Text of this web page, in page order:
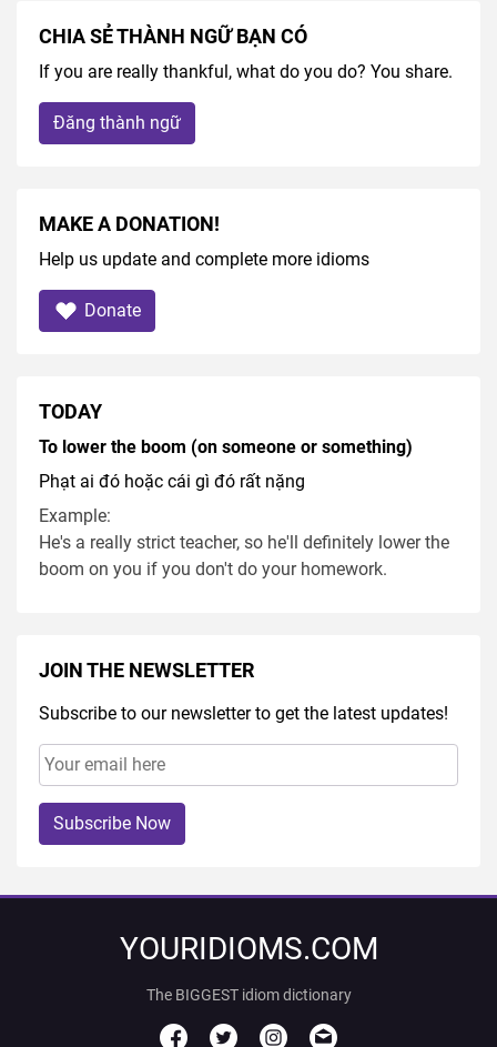
CHIA SẺ THÀNH NGỮ BẠN CÓ
If you are really thankful, what do you do? You share.
Đăng thành ngữ
MAKE A DONATION!
Help us update and complete more idioms
Donate
TODAY
To lower the boom (on someone or something)
Phạt ai đó hoặc cái gì đó rất nặng
Example:
He's a really strict teacher, so he'll definitely lower the
boom on you if you don't do your homework.
JOIN THE NEWSLETTER
Subscribe to our newsletter to get the latest updates!
Subscribe Now
YOURIDIOMS.COM
The BIGGEST idiom dictionary